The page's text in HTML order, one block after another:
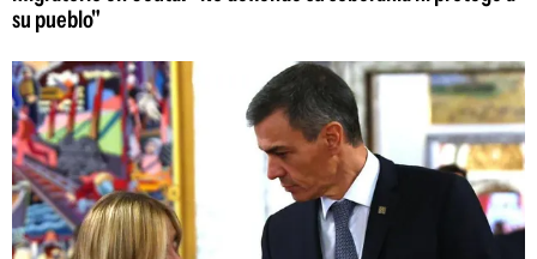
su pueblo"